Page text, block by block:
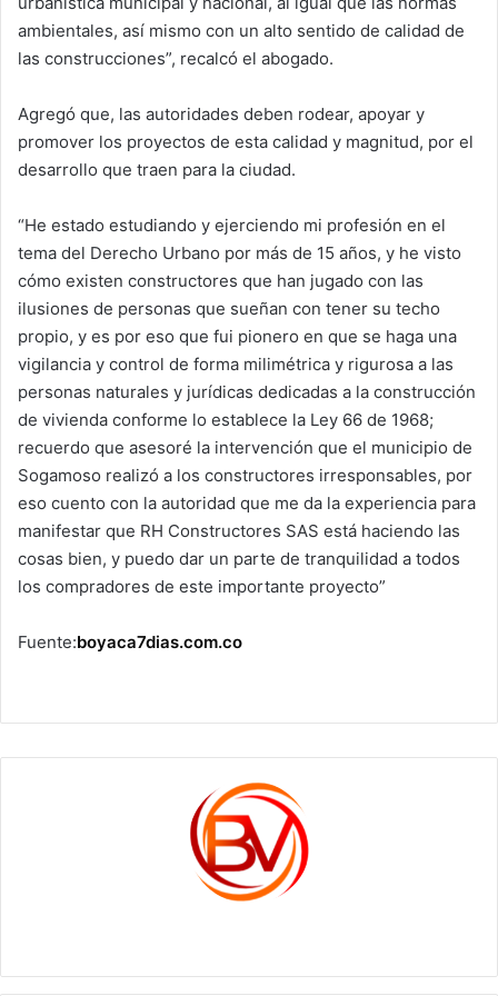
ambientales, así mismo con un alto sentido de calidad de
las construcciones”, recalcó el abogado.
Agregó que, las autoridades deben rodear, apoyar y
promover los proyectos de esta calidad y magnitud, por el
desarrollo que traen para la ciudad.
“He estado estudiando y ejerciendo mi profesión en el
tema del Derecho Urbano por más de 15 años, y he visto
cómo existen constructores que han jugado con las
ilusiones de personas que sueñan con tener su techo
propio, y es por eso que fui pionero en que se haga una
vigilancia y control de forma milimétrica y rigurosa a las
personas naturales y jurídicas dedicadas a la construcción
de vivienda conforme lo establece la Ley 66 de 1968;
recuerdo que asesoré la intervención que el municipio de
Sogamoso realizó a los constructores irresponsables, por
eso cuento con la autoridad que me da la experiencia para
manifestar que RH Constructores SAS está haciendo las
cosas bien, y puedo dar un parte de tranquilidad a todos
los compradores de este importante proyecto”
Fuente:boyaca7dias.com.co